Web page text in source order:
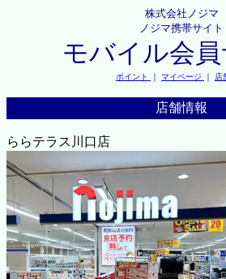
株式会社ノジマ
ノジマ携帯サイト
モバイル会員
ポイント ｜ マイページ ｜ 店
店舗情報
ららテラス川口店